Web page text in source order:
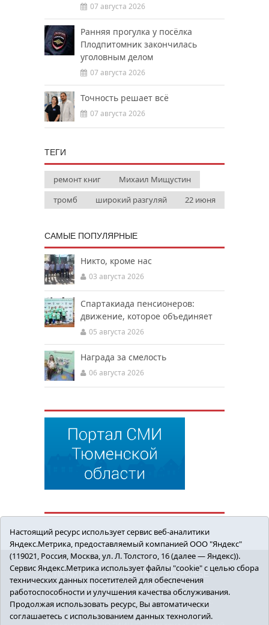
07 августа 2026
Ранняя прогулка у посёлка
Плодпитомник закончилась
уголовным делом
07 августа 2026
Точность решает всё
07 августа 2026
ТЕГИ
ремонт книг
Михаил Мищустин
тромб
широкий разгуляй 22 июня
САМЫЕ ПОПУЛЯРНЫЕ
Никто, кроме нас
03 августа 2026
Спартакиада пенсионеров:
движение, которое объединяет
05 августа 2026
Награда за смелость
06 августа 2026
ПОЛИТИКА ОБЩЕСТВО
ЗДОРОВЬЕ
КУЛЬТУРА
БЕЗОПАСНОСТЬ
16+ © 2018 Сорокинский район в деталях.
Новости Сорокинского района
Настоящий ресурс использует сервис веб-аналитики
Яндекс.Метрика, предоставляемый компанией ООО "Яндекс"
(119021, Россия, Москва, ул. Л. Толстого, 16 (далее — Яндекс)).
Сервис Яндекс.Метрика использует файлы "cookie" с целью сбора
технических данных посетителей для обеспечения
работоспособности и улучшения качества обслуживания.
Продолжая использовать ресурс, Вы автоматически
соглашаетесь с использованием данных технологий.